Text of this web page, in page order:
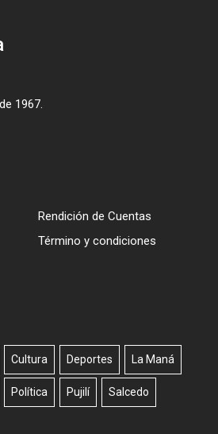
1967.
Rendición de Cuentas
Término y condiciones
Cultura Deportes La Maná
Política Pujilí Salcedo